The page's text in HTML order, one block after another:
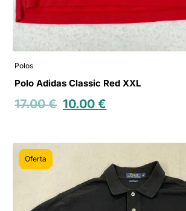
Polos
Polo Adidas Classic Red XXL
17.00€ 10.00€
Oferta